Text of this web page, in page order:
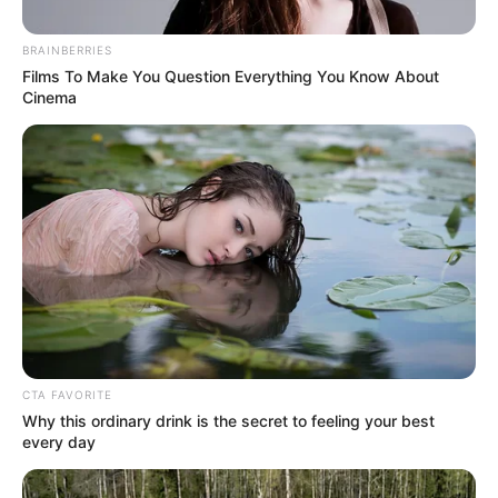
Alcaldía de Medellín
Feria de las Flores: 20 fincas de Santa Elena listas y
seguras para el turismo
Por:Diego Alejandro Escobar Calle
Junio 30, 2026
BRAINBERRIES
Films To Make You Question Everything You Know About
Cinema
CTA FAVORITE
Why this ordinary drink is the secret to feeling your best
every day